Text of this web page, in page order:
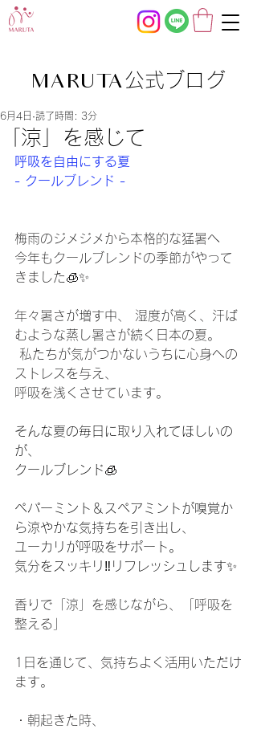
MARUTA公式ブログ
「涼」を感じて
6月4日 読了時間: 3分
呼吸を自由にする夏
- クールブレンド -
梅雨のジメジメから本格的な猛暑へ
今年もクールブレンドの季節がやって
きました🧊✨
年々暑さが増す中、 湿度が高く、汗ば
むような蒸し暑さが続く日本の夏。
ストレスを与え、
呼吸を浅くさせています。
そんな夏の毎日に取り入れてほしいの
が、
クールブレンド🧊
ペパーミント＆スペアミントが嗅覚か
ら涼やかな気持ちを引き出し、
ユーカリが呼吸をサポート。
気分をスッキリ‼リフレッシュします✨
香りで「涼」を感じながら、「呼吸を
整える」
1日を通じて、気持ちよく活用いただけ
ます。
・朝起きた時、